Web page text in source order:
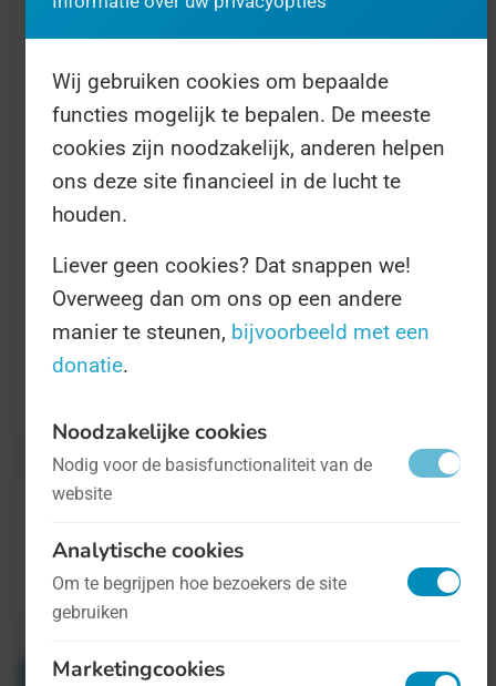
De afgelopen jaren is de Dag van het
Levenslied meerdere keren niet doorgegaan
vanwege het coronavirus. Dit jaar is de Dag
weer opnieuw doorgegaan en ook nu vindt
14 maart.
Op de speelse
Wij gebruiken cookies om bepaalde
functies mogelijk te bepalen. De meeste
cookies zijn noodzakelijk, anderen helpen
ons deze site financieel in de lucht te
houden.
Liever geen cookies? Dat snappen we!
Overweeg dan om ons op een andere
manier te steunen, bijvoorbeeld met een
donatie.
Noodzakelijke cookies
Nodig voor de basisfunctionaliteit van de
website
Analytische cookies
Om te begrijpen hoe bezoekers de site
gebruiken
Marketingcookies